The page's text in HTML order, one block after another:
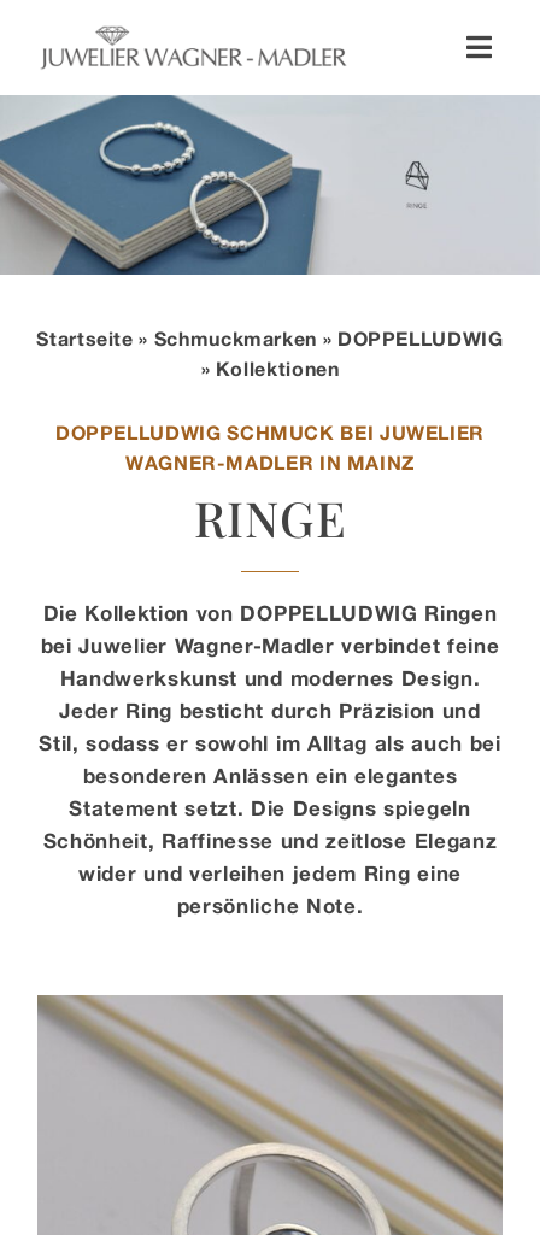
springen
Shop
Uhren
Schmuck
Wellendorff
Hochzeit
Service & Leistungen
Startseite » Schmuckmarken » DOPPELLUDWIG
» Kollektionen
DOPPELLUDWIG SCHMUCK BEI JUWELIER
WAGNER-MADLER IN MAINZ
RINGE
Die Kollektion von DOPPELLUDWIG Ringen
bei Juwelier Wagner-Madler verbindet feine
Handwerkskunst und modernes Design.
Jeder Ring besticht durch Präzision und
Stil, sodass er sowohl im Alltag als auch bei
besonderen Anlässen ein elegantes
Statement setzt. Die Designs spiegeln
Schönheit, Raffinesse und zeitlose Eleganz
wider und verleihen jedem Ring eine
persönliche Note.